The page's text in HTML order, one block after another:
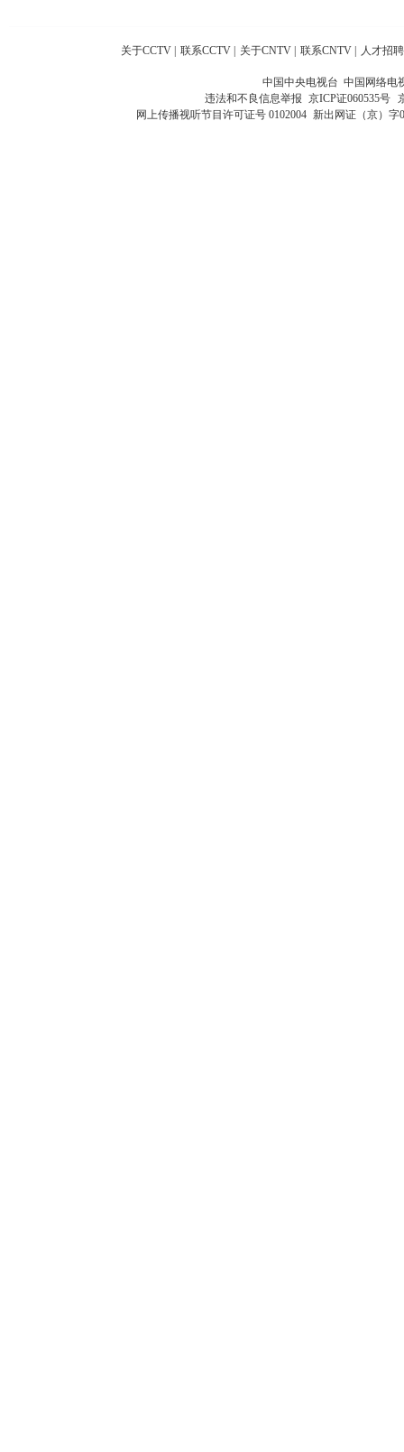
关于CCTV 联系CCTV 关于CNTV 联系CNTV 人才招聘
中国中央电视台 中国网络电
违法和不良信息举报 京ICP证060535号
网上传播视听节目许可证号 0102004 新出网证（京）